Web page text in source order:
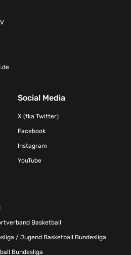
Social Media
X (fka Twitter)
Facebook
Instagram
YouTube
Basketball
/ Jugend Basketball Bundesliga
Bundesliga